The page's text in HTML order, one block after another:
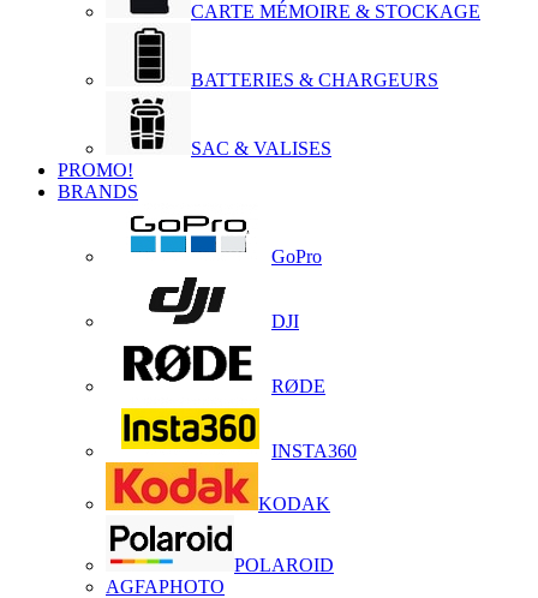
CARTE MÉMOIRE & STOCKAGE
BATTERIES & CHARGEURS
SAC & VALISES
PROMO!
BRANDS
GoPro
DJI
RØDE
INSTA360
KODAK
POLAROID
AGFAPHOTO